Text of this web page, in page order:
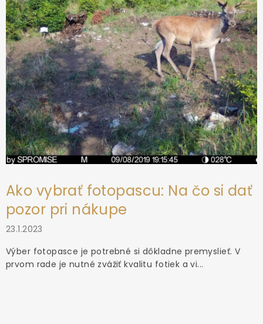
e
Ako vybrať fotopascu: Na čo si dať
pozor pri nákupe
23.1.2023
Výber fotopasce je potrebné si dôkladne premyslieť. V
prvom rade je nutné zvážiť kvalitu fotiek a vi...